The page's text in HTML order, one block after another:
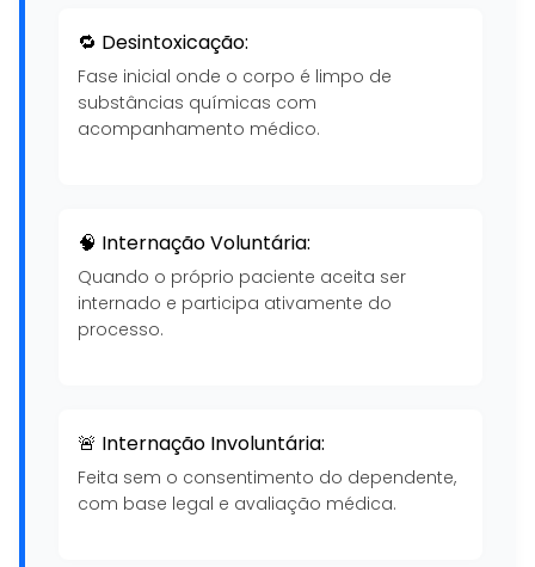
🔁 Desintoxicação:
Fase inicial onde o corpo é limpo de
substâncias químicas com
acompanhamento médico.
🧠 Internação Voluntária:
Quando o próprio paciente aceita ser
internado e participa ativamente do
processo.
🚨 Internação Involuntária:
Feita sem o consentimento do dependente,
com base legal e avaliação médica.